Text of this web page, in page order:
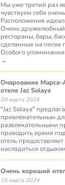
Мы уже третий раз
чувствуем себя
Расположение
Очень дружелюбный
рестораны, бары,
сделанные на песке
Особого
→
Очарование Марса-Алама: расслабленный отдых в
отеле Jaz Solaya
09 марта 2024
"Jaz Solaya"
привлекательным
развлекательными
проводить время
отель
насладиться
Очень хороший
15 марта 2024